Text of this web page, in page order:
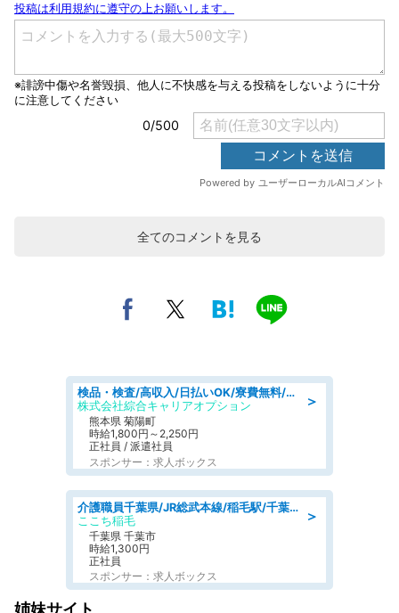
全てのコメントを見る
＞
検品・検査/高収入/日払いOK/寮費無料/日勤/20・30・40代活躍中
株式会社綜合キャリアオプション
熊本県 菊陽町
時給1,800円～2,250円
正社員 / 派遣社員
スポンサー：求人ボックス
＞
介護職員千葉県/JR総武本線/稲毛駅/千葉市稲毛区
ここち稲毛
千葉県 千葉市
時給1,300円
正社員
スポンサー：求人ボックス
姉妹サイト